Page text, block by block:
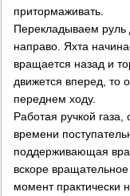
притормаживать.
Перекладываем руль
направо. Яхта
вращается назад и
движется вперед, то
переднем ходу.
Работая ручкой
времени
поддерживающая
вскоре
момент практически